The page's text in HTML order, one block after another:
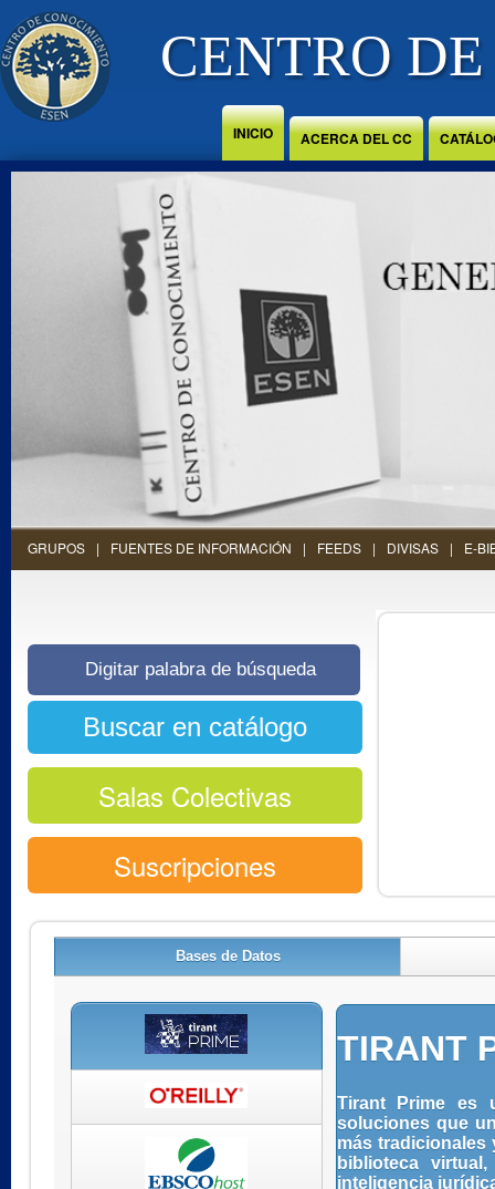
Jump to Content
CENTRO
INICIO ACERCA DEL CC
GRUPOS FUENTES DE INFORMACIÓN FEEDS DIVISAS E-
Salas Colectivas
Suscripciones